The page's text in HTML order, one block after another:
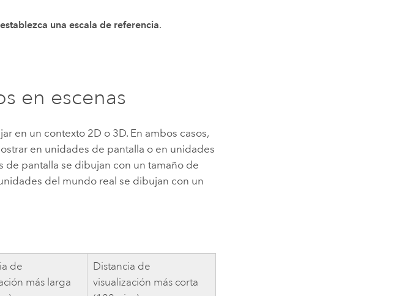
una escala de referencia.
en escenas
en un contexto 2D o 3D. En ambos casos,
en unidades de pantalla o en unidades
pantalla se dibujan con un tamaño de
del mundo real se dibujan con un
de
más larga
Distancia de
visualización más corta